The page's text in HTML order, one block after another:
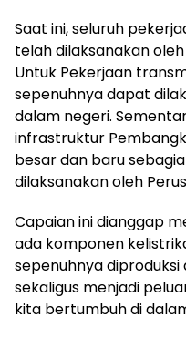
Saat ini, seluruh
telah dilaksanakan
Untuk Pekerjaan
sepenuhnya dapat
dalam negeri.
infrastruktur
besar dan baru
dilaksanakan oleh
Capaian ini dianggap
ada komponen
sepenuhnya diproduksi
sekaligus menjadi
kita bertumbuh di